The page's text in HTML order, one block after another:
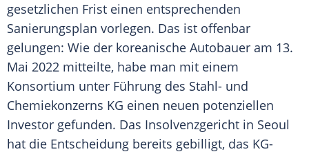
gesetzlichen Frist einen entsprechenden
Sanierungsplan vorlegen. Das ist offenbar
gelungen: Wie der koreanische Autobauer am 13.
Mai 2022 mitteilte, habe man mit einem
Konsortium unter Führung des Stahl- und
Chemiekonzerns KG einen neuen potenziellen
Investor gefunden. Das Insolvenzgericht in Seoul
hat die Entscheidung bereits gebilligt, das KG-